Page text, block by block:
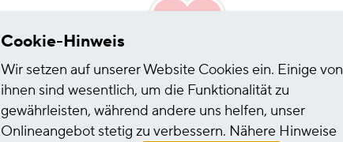
Tatkraft
Cookie-Hinweis
Wir setzen auf unserer Website Cookies ein. Einige von
ihnen sind wesentlich, um die Funktionalität zu
gewährleisten, während andere uns helfen, unser
Onlineangebot stetig zu verbessern. Nähere Hinweise